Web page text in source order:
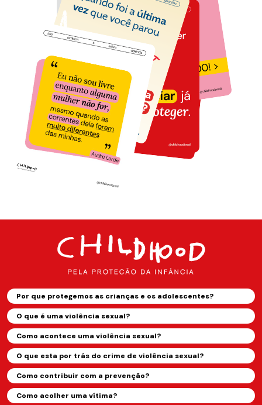
Por que protegemos as crianças e os adolescentes?
O que é uma violência sexual?
Como acontece uma violência sexual?
O que esta por trás do crime de violência sexual?
Como contribuir com a prevenção?
Como acolher uma vítima?